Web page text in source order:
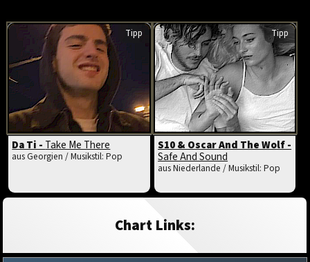
Tipp
Da Ti -Take Me There
aus Georgien / Musikstil: Pop
Tipp
S10 & Oscar And The Wolf -
Safe And Sound
aus Niederlande / Musikstil: Pop
Chart Links: